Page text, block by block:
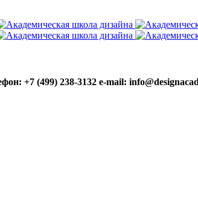
+7 (499) 238-3132 e-mail: